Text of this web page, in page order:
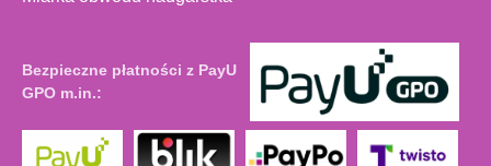
Bezpieczne płatności z PayU
GPO m.in.: